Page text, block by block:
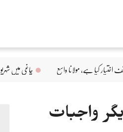
چاغی میں شہریوں کے شناختی کارڈ بلاک کرنے پر سابق
واجبات